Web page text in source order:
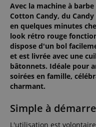
Avec la machine à
Cotton Candy, du
en quelques minutes
look rétro rouge
dispose d'un bol
et est livrée avec une
bâtonnets. Idéale pour
soirées en famille,
charmant.
Simple à
L'utilisation est